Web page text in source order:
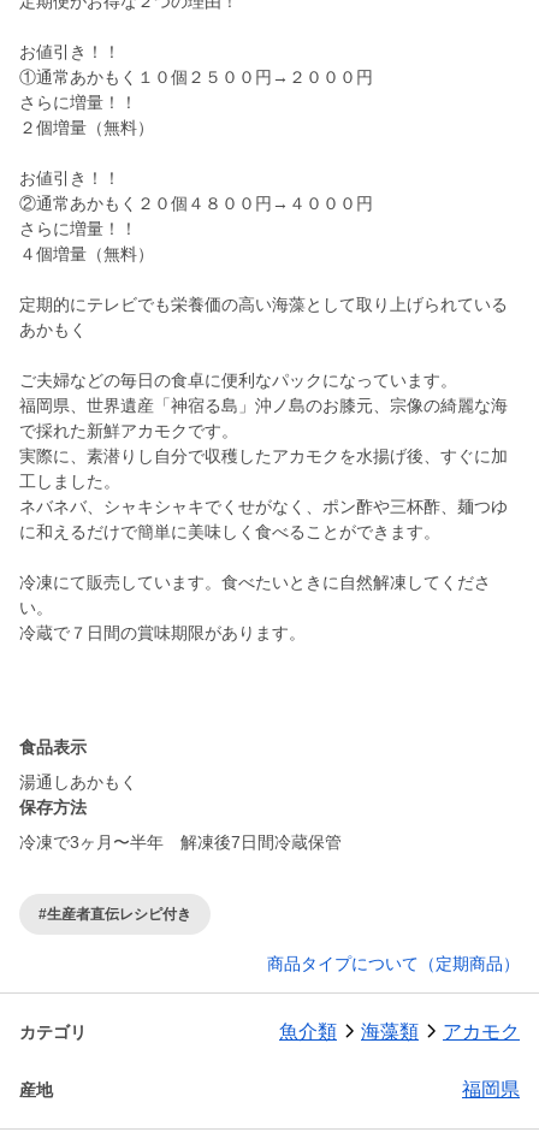
お値引き！！
①通常あかもく１０個２５００円→２０００円
さらに増量！！
２個増量（無料）
お値引き！！
②通常あかもく２０個４８００円→４０００円
さらに増量！！
４個増量（無料）
定期的にテレビでも栄養価の高い海藻として取り上げられている
あかもく
ご夫婦などの毎日の食卓に便利なパックになっています。
福岡県、世界遺産「神宿る島」沖ノ島のお膝元、宗像の綺麗な海
で採れた新鮮アカモクです。
実際に、素潜りし自分で収穫したアカモクを水揚げ後、すぐに加
工しました。
ネバネバ、シャキシャキでくせがなく、ポン酢や三杯酢、麺つゆ
に和えるだけで簡単に美味しく食べることができます。
冷凍にて販売しています。食べたいときに自然解凍してくださ
い。
冷蔵で７日間の賞味期限があります。
食品表示
湯通しあかもく
保存方法
冷凍で3ヶ月〜半年 解凍後7日間冷蔵保管
#生産者直伝レシピ付き
商品タイプについて（定期商品）
カテゴリ 魚介類 海藻類 アカモク
産地 福岡県